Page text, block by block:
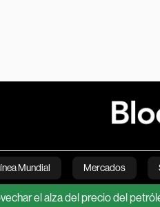
Mundial Mercados
Bloomberg Green
alza del precio del petróleo